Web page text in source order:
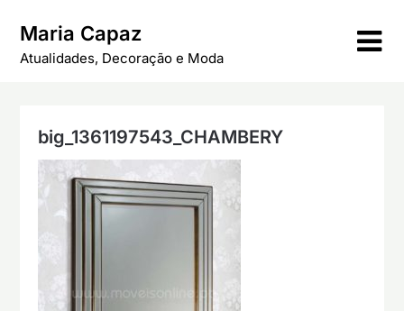
content
Maria Capaz
Atualidades, Decoração e Moda
big_1361197543_CHAMBERY